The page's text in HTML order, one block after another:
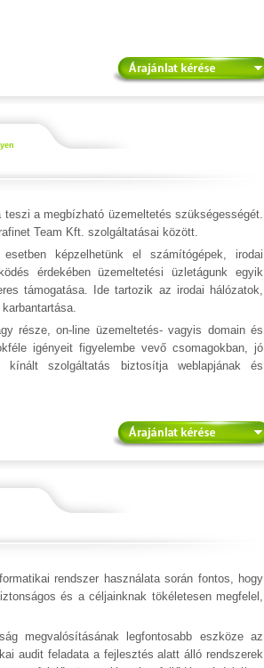
a megbízható üzemeltetés szükségességét.
Team Kft. szolgáltatásai között.
képzelhetünk el számítógépek, irodai
érdekében üzemeltetési üzletágunk egyik
támogatása. Ide tartozik az irodai hálózatok,
része, on-line üzemeltetés- vagyis domain és
igényeit figyelembe vevő csomagokban, jó
kínált szolgáltatás biztosítja weblapjának és
rendszer használata során fontos, hogy
és a céljainknak tökéletesen megfelel,
megvalósításának legfontosabb eszköze az
audit feladata a fejlesztés alatt álló rendszerek